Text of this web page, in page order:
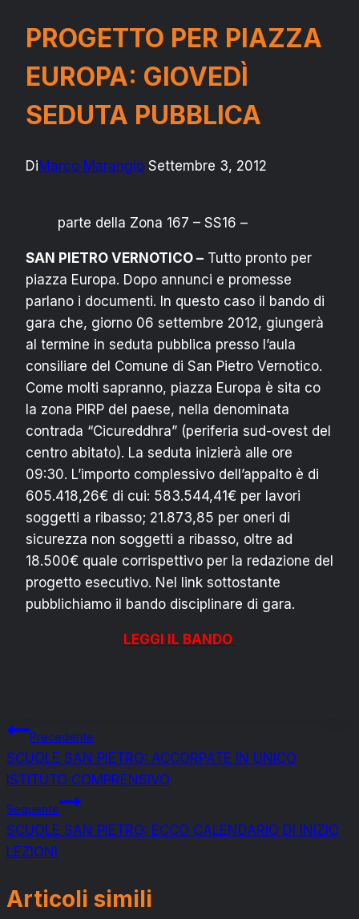
PROGETTO PER PIAZZA
EUROPA: GIOVEDÌ
SEDUTA PUBBLICA
DiMarco Marangio Settembre 3, 2012
parte della Zona 167 – SS16 –
SAN PIETRO VERNOTICO – Tutto pronto per
piazza Europa. Dopo annunci e promesse
parlano i documenti. In questo caso il bando di
gara che, giorno 06 settembre 2012, giungerà
al termine in seduta pubblica presso l’aula
consiliare del Comune di San Pietro Vernotico.
Come molti sapranno, piazza Europa è sita co
la zona PIRP del paese, nella denominata
contrada “Cicureddhra” (periferia sud-ovest del
centro abitato). La seduta inizierà alle ore
09:30. L’importo complessivo dell’appalto è di
605.418,26€ di cui: 583.544,41€ per lavori
soggetti a ribasso; 21.873,85 per oneri di
sicurezza non soggetti a ribasso, oltre ad
18.500€ quale corrispettivo per la redazione del
progetto esecutivo. Nel link sottostante
pubblichiamo il bando disciplinare di gara.
LEGGI IL BANDO
Navigazione
articoli
Precedente
SCUOLE SAN PIETRO: ACCORPATE IN UNICO
ISTITUTO COMPRENSIVO
Seguente
SCUOLE SAN PIETRO: ECCO CALENDARIO DI INIZIO
LEZIONI
Articoli simili